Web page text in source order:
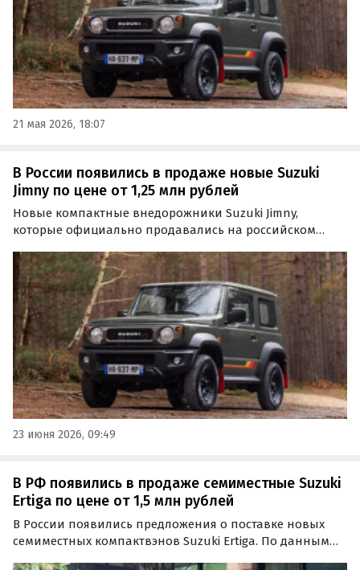
21 мая 2026, 18:07
В России появились в продаже новые Suzuki
Jimny по цене от 1,25 млн рублей
Новые компактные внедорожники Suzuki Jimny,
которые официально продавались на российском
Россию по альтернативным схемам.
23 июня 2026, 09:49
В РФ появились в продаже семиместные Suzuki
Ertiga по цене от 1,5 млн рублей
В России появились предложения о поставке новых
семиместных компактвэнов Suzuki Ertiga. По данным